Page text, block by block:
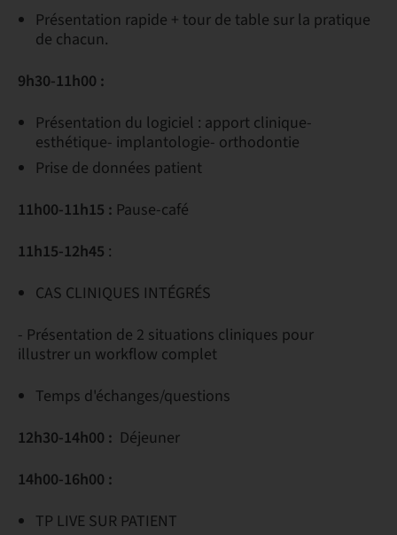
Présentation rapide + tour de table sur la pratique
de chacun.
9h30-11h00 :
Présentation du logiciel : apport clinique-
esthétique- implantologie- orthodontie
Prise de données patient
11h00-11h15 : Pause-café
11h15-12h45 :
CAS CLINIQUES INTÉGRÉS
- Présentation de 2 situations cliniques pour
illustrer un workflow complet
Temps d'échanges/questions
12h30-14h00 : Déjeuner
14h00-16h00 :
TP LIVE SUR PATIENT